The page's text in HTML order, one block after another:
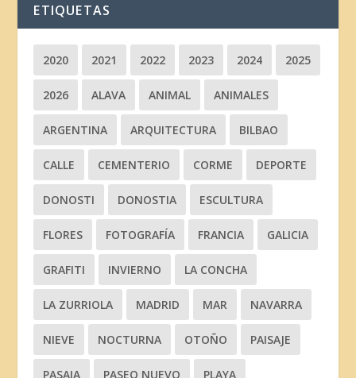
ETIQUETAS
2020 2021 2022 2023 2024 2025
2026 ALAVA ANIMAL ANIMALES
ARGENTINA ARQUITECTURA BILBAO
CALLE CEMENTERIO CORME DEPORTE
DONOSTI DONOSTIA ESCULTURA
FLORES FOTOGRAFÍA FRANCIA GALICIA
GRAFITI INVIERNO LA CONCHA
LA ZURRIOLA MADRID MAR NAVARRA
NIEVE NOCTURNA OTOÑO PAISAJE
PASAIA PASEO NUEVO PLAYA